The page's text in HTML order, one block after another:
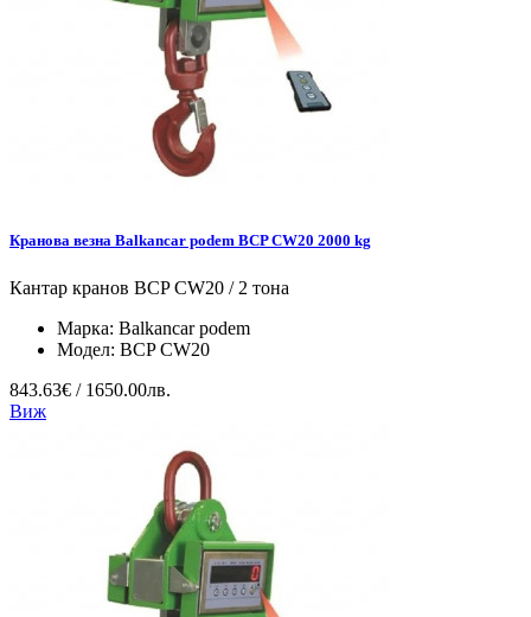
Кранова везна Balkancar podem BCP CW20 2000 kg
Кантар кранов BCP CW20 / 2 тона
Марка: Balkancar podem
Модел: BCP CW20
843.63€ / 1650.00лв.
Виж